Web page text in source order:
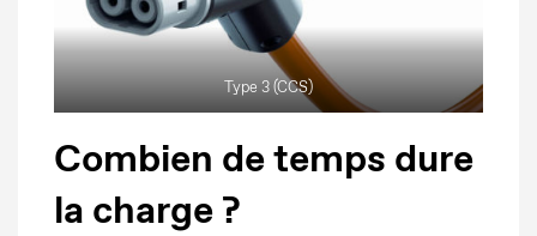
Type 3 (CCS)
Combien de temps dure
la charge ?